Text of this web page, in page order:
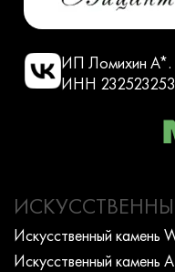
ИП Ломихин А*.
ИНН 232523253
Искусcтвенный камень
Искусcтвенный камень